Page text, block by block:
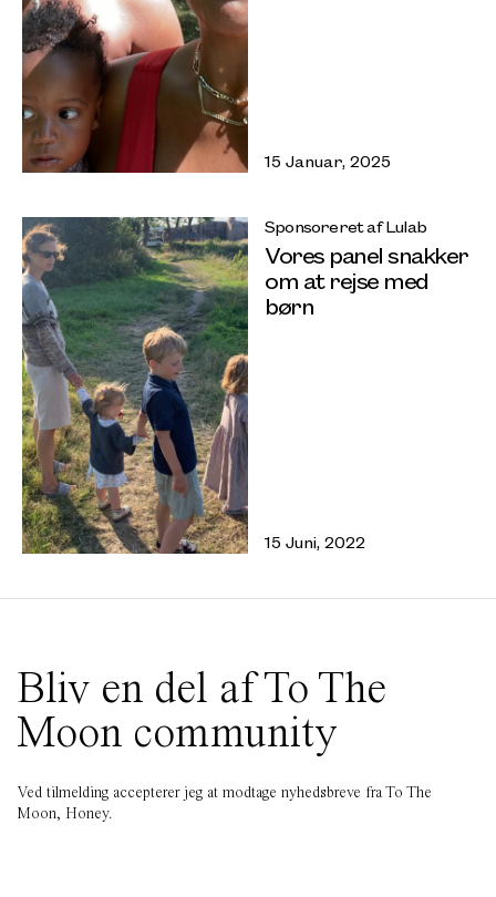
15 Januar, 2025
Sponsoreret af Lulab
Vores panel snakker
om at rejse med
børn
15 Juni, 2022
Bliv en del af To The
Moon community
Ved tilmelding accepterer jeg at modtage nyhedsbreve fra To The
Moon, Honey.